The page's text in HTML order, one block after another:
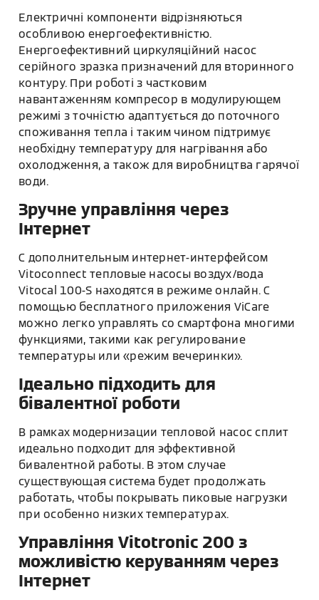
Електричні компоненти відрізняються
особливою енергоефективністю.
Енергоефективний циркуляційний насос
серійного зразка призначений для вторинного
контуру. При роботі з частковим
навантаженням компресор в модулирующем
режимі з точністю адаптується до поточного
споживання тепла і таким чином підтримує
необхідну температуру для нагрівання або
охолодження, а також для виробництва гарячої
води.
Зручне управління через
Інтернет
С дополнительным интернет-интерфейсом
Vitoconnect тепловые насосы воздух/вода
Vitocal 100-S находятся в режиме онлайн. С
помощью бесплатного приложения ViCare
можно легко управлять со смартфона многими
функциями, такими как регулирование
температуры или «режим вечеринки».
Ідеально підходить для
бівалентної роботи
В рамках модернизации тепловой насос сплит
идеально подходит для эффективной
бивалентной работы. В этом случае
существующая система будет продолжать
работать, чтобы покрывать пиковые нагрузки
при особенно низких температурах.
Управління Vitotronic 200 з
можливістю керуванням через
Інтернет